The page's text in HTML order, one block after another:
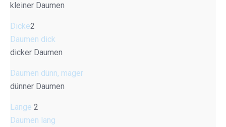
kleiner Daumen
Dicke2
Daumen dick
dicker Daumen
Daumen dünn, mager
dünner Daumen
Länge 2
Daumen lang